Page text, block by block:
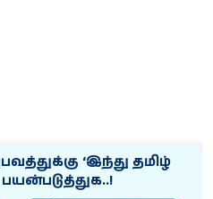
‘இந்து தமிழ்